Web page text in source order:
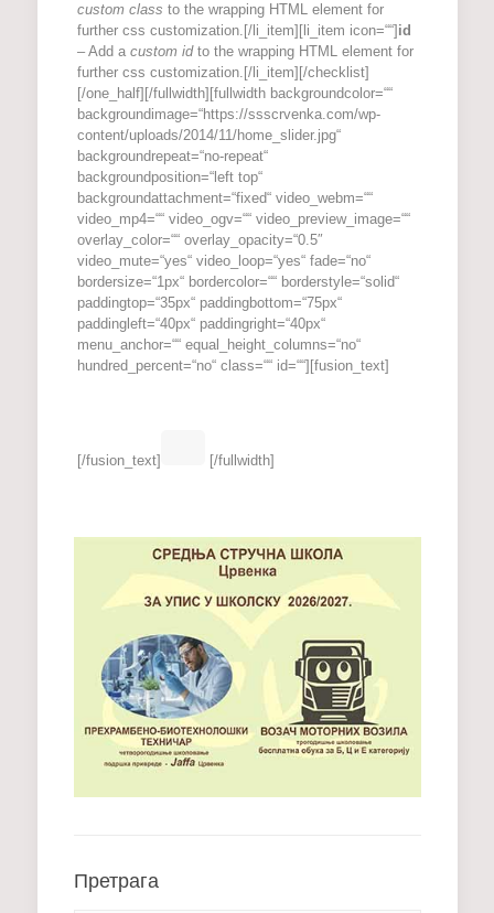
custom class to the wrapping HTML element for
further css customization.[/li_item][li_item icon=““] id
– Add a custom idto the wrapping HTML element for
further css customization.[/li_item][/checklist]
[/one_half][/fullwidth][fullwidth backgroundcolor=““
backgroundimage=“https://ssscrvenka.com/wp-
content/uploads/2014/11/home_slider.jpg“
backgroundrepeat=“no-repeat“
backgroundposition=“left top“
backgroundattachment=“fixed“ video_webm=““
video_mp4=““ video_ogv=““ video_preview_image=““
overlay_color=““ overlay_opacity=“0.5″
video_mute=“yes“ video_loop=“yes“ fade=“no“
bordersize=“1px“ bordercolor=““ borderstyle=“solid“
paddingtop=“35px“ paddingbottom=“75px“
paddingleft=“40px“ paddingright=“40px“
menu_anchor=““ equal_height_columns=“no“
hundred_percent=“no“ class=““ id=““][fusion_text]
[/fusion_text] [/fullwidth]
Претрага